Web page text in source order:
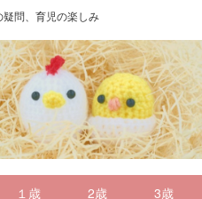
問、育児の楽しみ
１歳 2歳 3歳